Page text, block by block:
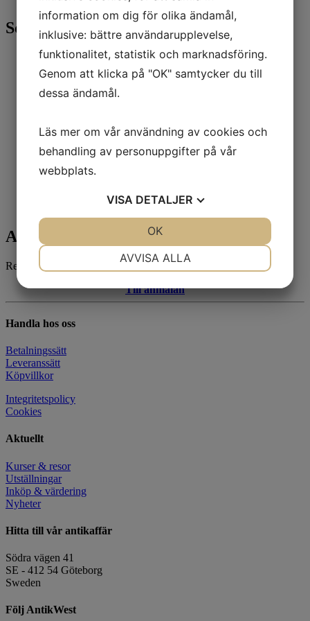
Sortiment
Alla produkter
1700-tals porslin på Katrinetorp
Sommar 2026
Antikt kinesiskt porslin & keramik
Antika mattor
Antika kinesiska möbler
Japan, Antikt
Götheborgsporslinet & Brickor
Anmäl dig till vårt nyhetsbrev!
Registrera dig på vårt nyhetsbrev för att få de senaste nyheterna.
Till anmälan
Handla hos oss
Betalningssätt
Leveranssätt
Köpvillkor
Integritetspolicy
Cookies
Aktuellt
Kurser & resor
Utställningar
Inköp & värdering
Nyheter
Hitta till vår antikaffär
Södra vägen 41
SE - 412 54 Göteborg
Sweden
Följ AntikWest
information om dig för olika ändamål,
inklusive: bättre användarupplevelse,
funktionalitet, statistik och marknadsföring.
Genom att klicka på "OK" samtycker du till
dessa ändamål.
Läs mer om vår användning av cookies och
behandling av personuppgifter på vår
webbplats.
VISA DETALJER
MARKNADSFÖRING STATISTIK
AVVISA ALLA
OK